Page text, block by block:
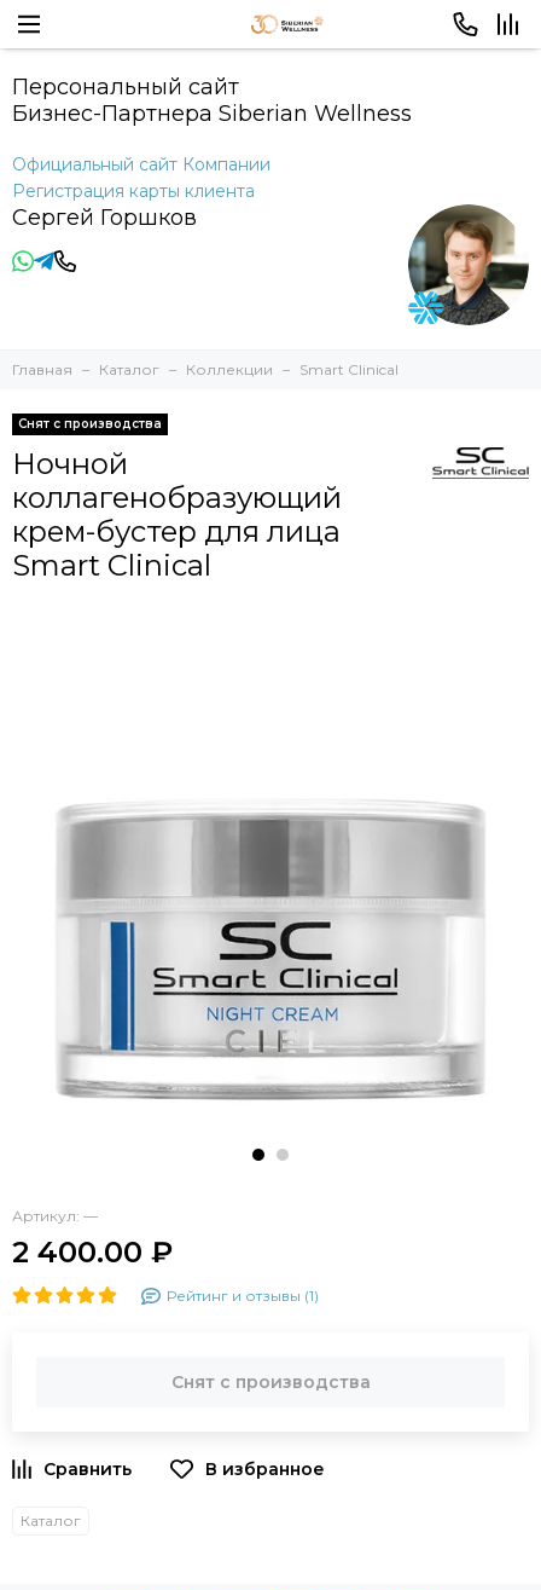
Персональный сайт
Бизнес-Партнера Siberian Wellness
Официальный сайт Компании
Регистрация карты клиента
Сергей Горшков
Главная Каталог Коллекции Smart Clinical
Снят с производства
Ночной
коллагенобразующий
крем-бустер для лица
Smart Clinical
Артикул: —
2 400.00 ₽
Рейтинг и отзывы (1)
Снят с производства
Каталог